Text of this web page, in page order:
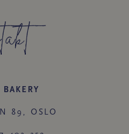
89, OSLO